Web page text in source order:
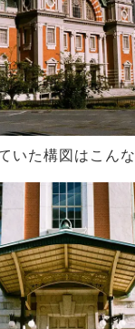
いた構図はこんな